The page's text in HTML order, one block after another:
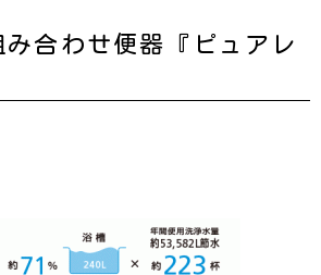
み合わせ便器『ピュアレ